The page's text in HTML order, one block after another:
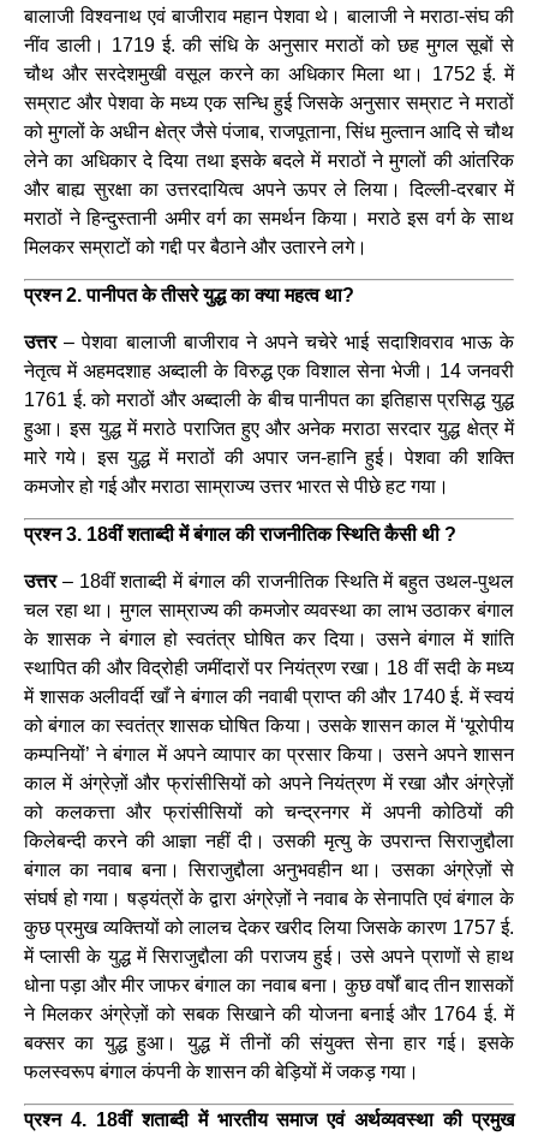
बालाजी विश्वनाथ एवं बाजीराव महान पेशवा थे। बालाजी ने मराठा-संघ की
नींव डाली। 1719 ई. की संधि के अनुसार मराठों को छह मुगल सूबों से
चौथ और सरदेशमुखी वसूल करने का अधिकार मिला था। 1752 ई. में
सम्राट और पेशवा के मध्य एक सन्धि हुई जिसके अनुसार सम्राट ने मराठों
को मुगलों के अधीन क्षेत्र जैसे पंजाब, राजपूताना, सिंध मुल्तान आदि से चौथ
लेने का अधिकार दे दिया तथा इसके बदले में मराठों ने मुगलों की आंतरिक
और बाह्य सुरक्षा का उत्तरदायित्व अपने ऊपर ले लिया। दिल्ली-दरबार में
मराठों ने हिन्दुस्तानी अमीर वर्ग का समर्थन किया। मराठे इस वर्ग के साथ
मिलकर सम्राटों को गद्दी पर बैठाने और उतारने लगे।
प्रश्न 2. पानीपत के तीसरे युद्ध का क्या महत्व था?
उत्तर– पेशवा बालाजी बाजीराव ने अपने चचेरे भाई सदाशिवराव भाऊ के
नेतृत्व में अहमदशाह अब्दाली के विरुद्ध एक विशाल सेना भेजी। 14 जनवरी
1761 ई. को मराठों और अब्दाली के बीच पानीपत का इतिहास प्रसिद्ध युद्ध
हुआ। इस युद्ध में मराठे पराजित हुए और अनेक मराठा सरदार युद्ध क्षेत्र में
मारे गये। इस युद्ध में मराठों की अपार जन-हानि हुई। पेशवा की शक्ति
कमजोर हो गई और मराठा साम्राज्य उत्तर भारत से पीछे हट गया।
प्रश्न 3. 18वीं शताब्दी में बंगाल की राजनीतिक स्थिति कैसी थी ?
उत्तर – 18वीं शताब्दी में बंगाल की राजनीतिक स्थिति में बहुत उथल-पुथल
चल रहा था। मुगल साम्राज्य की कमजोर व्यवस्था का लाभ उठाकर बंगाल
के शासक ने बंगाल हो स्वतंत्र घोषित कर दिया। उसने बंगाल में शांति
स्थापित की और विद्रोही जमींदारों पर नियंत्रण रखा। 18 वीं सदी के मध्य
में शासक अलीवर्दी खाँ ने बंगाल की नवाबी प्राप्त की और 1740 ई. में स्वयं
को बंगाल का स्वतंत्र शासक घोषित किया। उसके शासन काल में ‘यूरोपीय
कम्पनियों’ ने बंगाल में अपने व्यापार का प्रसार किया। उसने अपने शासन
काल में अंग्रेज़ों और फ्रांसीसियों को अपने नियंत्रण में रखा और अंग्रेज़ों
को कलकत्ता और फ्रांसीसियों को चन्द्रनगर में अपनी कोठियों की
किलेबन्दी करने की आज्ञा नहीं दी। उसकी मृत्यु के उपरान्त सिराजुद्दौला
बंगाल का नवाब बना। सिराजुद्दौला अनुभवहीन था। उसका अंग्रेज़ों से
संघर्ष हो गया। षड्यंत्रों के द्वारा अंग्रेज़ों ने नवाब के सेनापति एवं बंगाल के
कुछ प्रमुख व्यक्तियों को लालच देकर खरीद लिया जिसके कारण 1757 ई.
में प्लासी के युद्ध में सिराजुद्दौला की पराजय हुई। उसे अपने प्राणों से हाथ
धोना पड़ा और मीर जाफर बंगाल का नवाब बना। कुछ वर्षों बाद तीन शासकों
ने मिलकर अंग्रेज़ों को सबक सिखाने की योजना बनाई और 1764 ई. में
बक्सर का युद्ध हुआ। युद्ध में तीनों की संयुक्त सेना हार गई। इसके
फलस्वरूप बंगाल कंपनी के शासन की बेड़ियों में जकड़ गया।
प्रश्न 4. 18वीं शताब्दी में भारतीय समाज एवं अर्थव्यवस्था की प्रमुख